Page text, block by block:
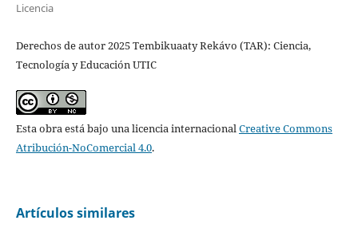
Licencia
Derechos de autor 2025 Tembikuaaty Rekávo (TAR): Ciencia,
Tecnología y Educación UTIC
Esta obra está bajo una licencia internacionalCreative Commons
Atribución-NoComercial 4.0.
Artículos similares